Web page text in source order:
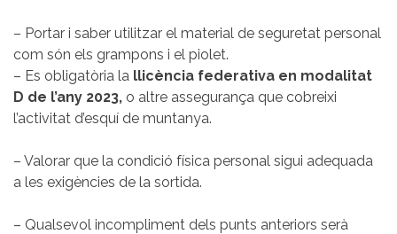
– Portar i saber utilitzar el material de seguretat personal
com són els grampons i el piolet.
– Es obligatòria la llicència federativa en modalitat
D de l’any 2023, o altre assegurança que cobreixi
l’activitat d’esquí de muntanya.
– Valorar que la condició física personal sigui adequada
a les exigències de la sortida.
– Qualsevol incompliment dels punts anteriors serà